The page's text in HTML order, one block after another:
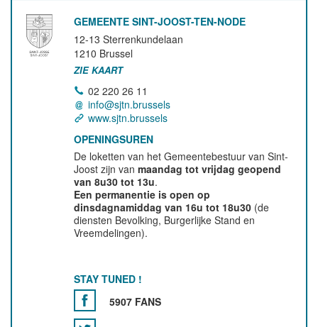
GEMEENTE SINT-JOOST-TEN-NODE
12-13 Sterrenkundelaan
1210 Brussel
ZIE KAART
02 220 26 11
info@sjtn.brussels
www.sjtn.brussels
OPENINGSUREN
De loketten van het Gemeentebestuur van Sint-
Joost zijn vanmaandag tot vrijdag geopend
van 8u30 tot 13u.
Een permanentie is open op
dinsdagnamiddag van 16u tot 18u30 (de
diensten Bevolking, Burgerlijke Stand en
Vreemdelingen).
STAY TUNED !
5907 FANS